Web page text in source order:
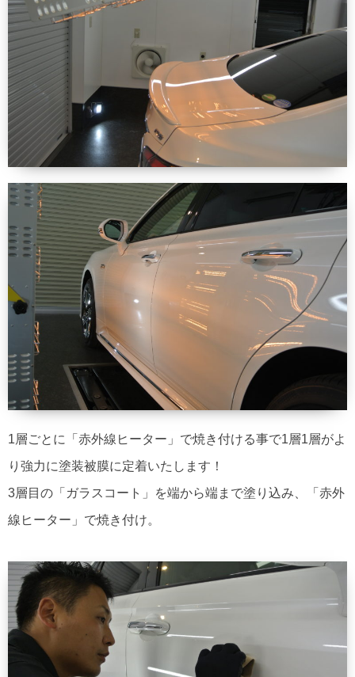
1層ごとに「赤外線ヒーター」で焼き付ける事で1層1層がよ
り強力に塗装被膜に定着いたします！
3層目の「ガラスコート」を端から端まで塗り込み、「赤外
線ヒーター」で焼き付け。